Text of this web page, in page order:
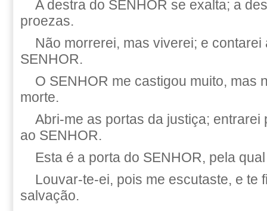
A destra do SENHOR se exalta; a
proezas.
Não morrerei, mas viverei; e contarei
SENHOR.
O SENHOR me castigou muito, mas
morte.
Abri-me as portas da justiça; entrarei
ao SENHOR.
Esta é a porta do SENHOR, pela
Louvar-te-ei, pois me escutaste, e te
salvação.